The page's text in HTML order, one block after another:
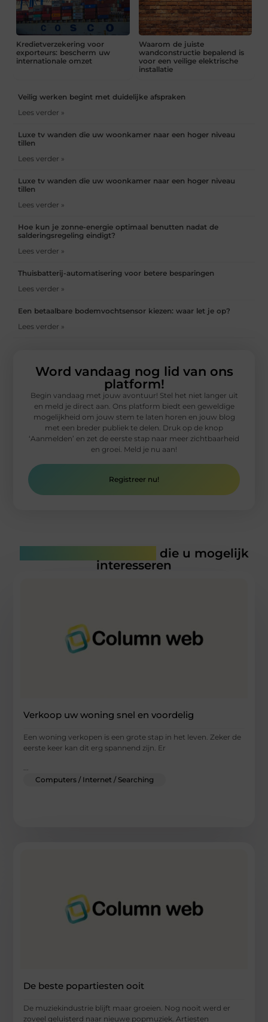
Kredietverzekering voor
exporteurs: bescherm uw
internationale omzet
Waarom de juiste
wandconstructie bepalend is
voor een veilige elektrische
installatie
Veilig werken begint met duidelijke afspraken
Lees verder »
Luxe tv wanden die uw woonkamer naar een hoger niveau
tillen
Lees verder »
Luxe tv wanden die uw woonkamer naar een hoger niveau
tillen
Lees verder »
Hoe kun je zonne-energie optimaal benutten nadat de
salderingsregeling eindigt?
Lees verder »
Thuisbatterij-automatisering voor betere besparingen
Lees verder »
Een betaalbare bodemvochtsensor kiezen: waar let je op?
Lees verder »
Word vandaag nog lid van ons
platform!
Begin vandaag met jouw avontuur! Stel het niet langer uit
en meld je direct aan. Ons platform biedt een geweldige
mogelijkheid om jouw stem te laten horen en jouw blog
met een breder publiek te delen. Druk op de knop
‘Aanmelden’ en zet de eerste stap naar meer zichtbaarheid
en groei. Meld je nu aan!
Registreer nu!
die u mogelijk
interesseren
Verkoop uw woning snel en voordelig
Een woning verkopen is een grote stap in het leven. Zeker de
eerste keer kan dit erg spannend zijn. Er
Computers / Internet / Searching
De beste popartiesten ooit
De muziekindustrie blijft maar groeien. Nog nooit werd er
zoveel geluisterd naar nieuwe popmuziek. Artiesten